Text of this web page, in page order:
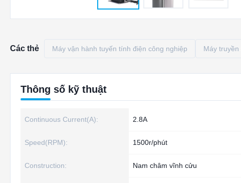
Các thẻ Máy vận hành tuyến tính điện công nghiệp Máy
Thông số kỹ thuật
Continuous Current(A): 2.8A
Speed(RPM): 1500r/phút
Construction: Nam châm vĩnh cửu